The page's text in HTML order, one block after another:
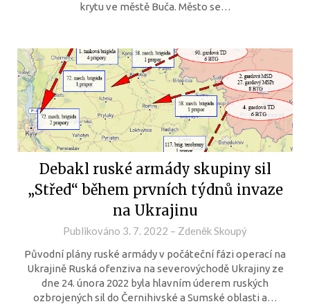
krytu ve městě Buča. Město se…
Debakl ruské armády skupiny sil
„Střed“ během prvních týdnů invaze
na Ukrajinu
Publikováno 3. 7. 2022 – Zdeněk Skoupý
Původní plány ruské armády v počáteční fázi operací na
Ukrajině Ruská ofenziva na severovýchodě Ukrajiny ze
dne 24. února 2022 byla hlavním úderem ruských
ozbrojených sil do Černihivské a Sumské oblasti a…